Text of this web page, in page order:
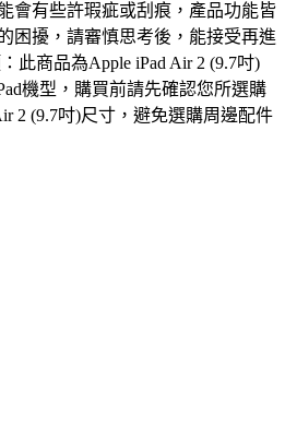
會有些許瑕疵或刮痕，產品功能皆
困擾，請審慎思考後，能接受再進
此商品為Apple iPad Air 2 (9.7吋)
機型，購買前請先確認您所選購
2 (9.7吋)尺寸，避免選購周邊配件